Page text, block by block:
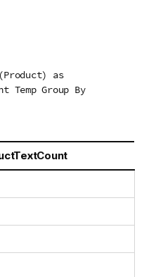
as
Temp Group By